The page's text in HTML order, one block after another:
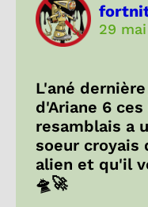
29
L'ané
d'Ariane 6
resamblais a
soeur croyais
alien et qu'il
🛸🚀